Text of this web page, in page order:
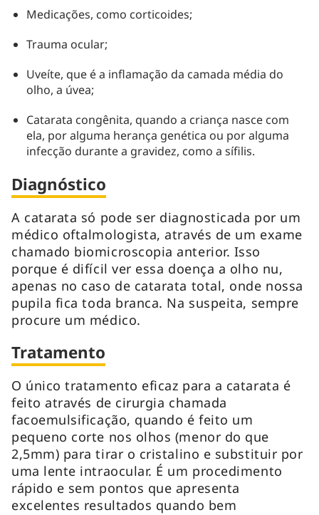
Medicações, como corticoides;
Trauma ocular;
Uveíte, que é a inflamação da camada média do
olho, a úvea;
Catarata congênita, quando a criança nasce com
ela, por alguma herança genética ou por alguma
infecção durante a gravidez, como a sífilis.
Diagnóstico
A catarata só pode ser diagnosticada por um
médico oftalmologista, através de um exame
chamado biomicroscopia anterior. Isso
porque é difícil ver essa doença a olho nu,
apenas no caso de catarata total, onde nossa
pupila fica toda branca. Na suspeita, sempre
procure um médico.
Tratamento
O único tratamento eficaz para a catarata é
feito através de cirurgia chamada
facoemulsificação, quando é feito um
pequeno corte nos olhos (menor do que
2,5mm) para tirar o cristalino e substituir por
uma lente intraocular. É um procedimento
rápido e sem pontos que apresenta
excelentes resultados quando bem